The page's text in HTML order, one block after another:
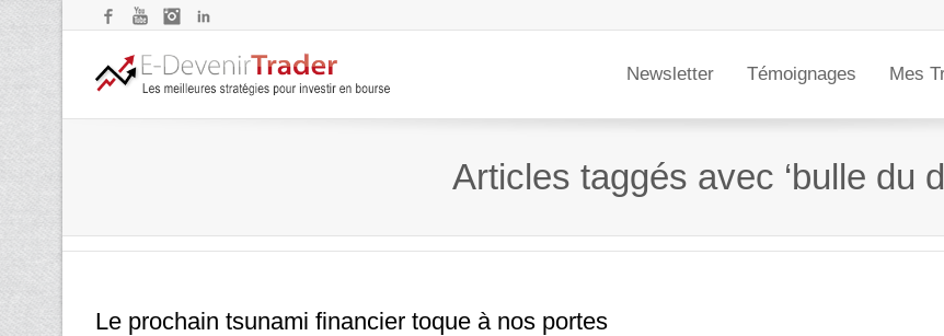
FacebookYouTubeInstagram
Newsletter Témoignages Mes
Articles taggés avec ‘bulle du
Le prochain tsunami financier toque à nos portes